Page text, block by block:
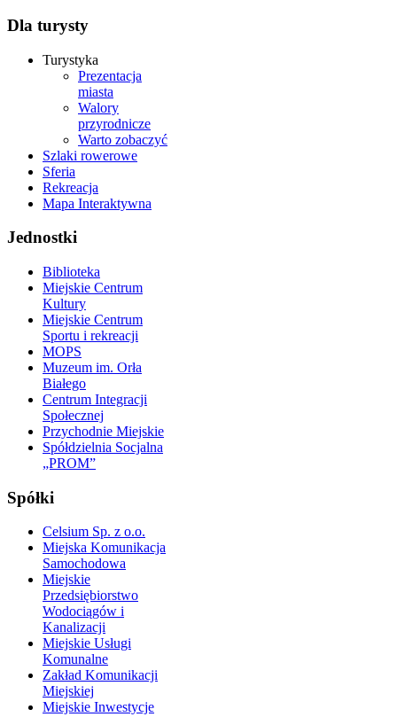
Dla turysty
Turystyka
Prezentacja
miasta
Walory
przyrodnicze
Warto zobaczyć
Szlaki rowerowe
Sferia
Rekreacja
Mapa Interaktywna
Jednostki
Biblioteka
Miejskie Centrum
Kultury
Miejskie Centrum
Sportu i rekreacji
MOPS
Muzeum im. Orła
Białego
Centrum Integracji
Społecznej
Przychodnie Miejskie
Spółdzielnia Socjalna
„PROM”
Spółki
Celsium Sp. z o.o.
Miejska Komunikacja
Samochodowa
Miejskie
Przedsiębiorstwo
Wodociągów i
Kanalizacji
Miejskie Usługi
Komunalne
Zakład Komunikacji
Miejskiej
Miejskie Inwestycje